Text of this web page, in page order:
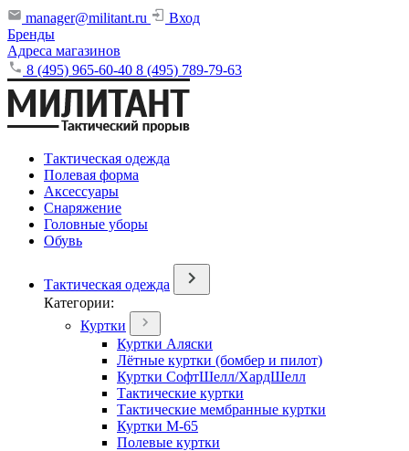
manager@militant.ru
Вход
Бренды
Адреса магазинов
8 (495) 965-60-40 8 (495) 789-79-63
Тактическая одежда
Полевая форма
Аксессуары
Снаряжение
Головные уборы
Обувь
Тактическая одежда
Категории:
Куртки
Куртки Аляски
Лётные куртки (бомбер и пилот)
Куртки СофтШелл/ХардШелл
Тактические куртки
Тактические мембранные куртки
Куртки М-65
Полевые куртки